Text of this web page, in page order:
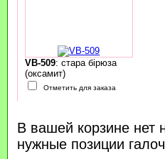
VB-509: стара бірюза
(оксамит)
Отметить для заказа
В вашей корзине нет
нужные позиции